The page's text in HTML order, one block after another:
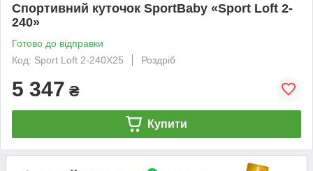
Спортивний куточок SportBaby «Sport Loft 2-
240»
Готово до відправки
Код: Sport Loft 2-240Х25
Роздріб
5 347 ₴
Купити